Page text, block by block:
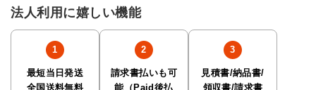
法人利用に嬉しい機能
最短当日発送
全国送料無料
請求書払いも可
能（Paid後払
見積書/納品書/
領収書/請求書